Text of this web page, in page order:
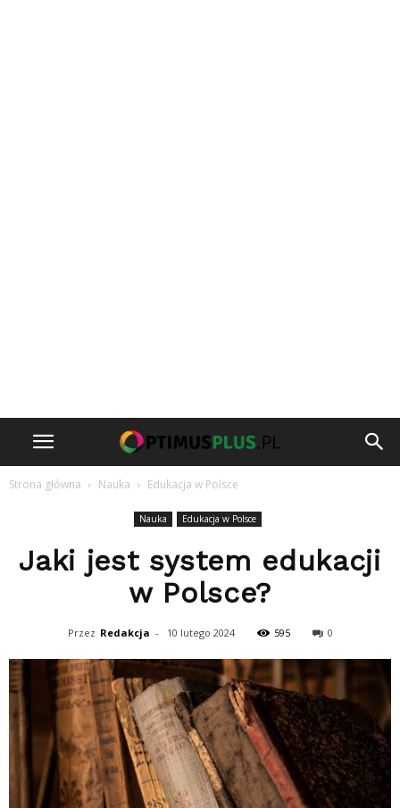
Strona główna Nauka Edukacja w Polsce
Nauka Edukacja w Polsce
Jaki jest system edukacji
w Polsce?
Przez Redakcja - 10 lutego 2024 595 0